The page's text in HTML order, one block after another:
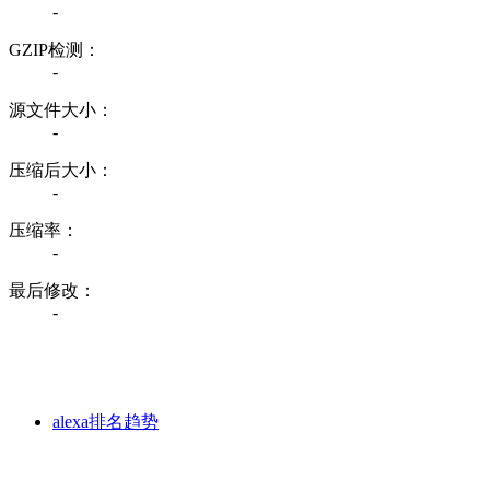
-
GZIP检测：
-
源文件大小：
-
压缩后大小：
-
压缩率：
-
最后修改：
-
alexa排名趋势